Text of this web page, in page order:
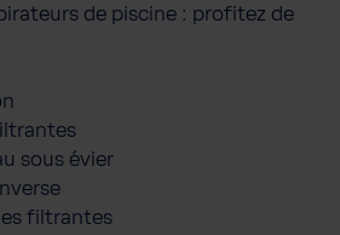
de piscine : profitez de
sous évier
filtrantes